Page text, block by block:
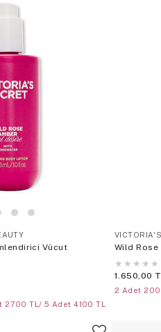
Vücut
TL/ 5 Adet 4100 TL
Wild Rose
★ ★ ★ ★ ★
1.650,00
2 Adet